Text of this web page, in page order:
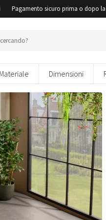
Pagamento sicuro prima o dopo
Materiale Dimensioni